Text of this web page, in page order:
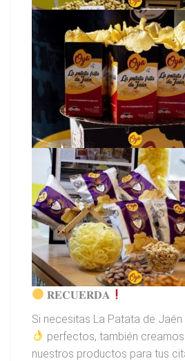
𝐑𝐄𝐂𝐔𝐄𝐑𝐃𝐀
Si necesitas La Patata de
perfectos, también
nuestros productos para tus